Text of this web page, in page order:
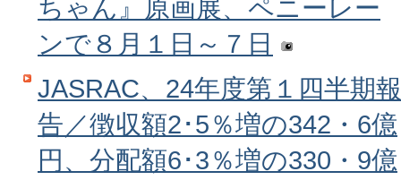
ちゃん』原画展、ペニーレー
ンで８月１日～７日
JASRAC、24年度第１四半期報
告／徴収額2･5％増の342・6億
円、分配額6･3％増の330・9億